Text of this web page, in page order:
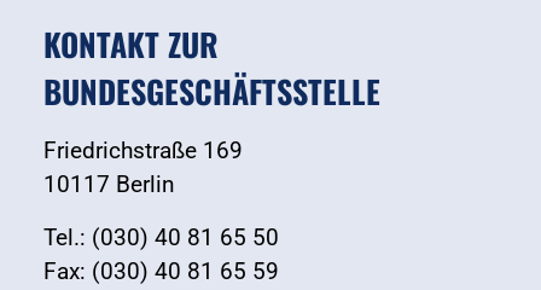
KONTAKT ZUR
BUNDESGESCHÄFTSSTELLE
Friedrichstraße 169
10117 Berlin
Tel.: (030) 40 81 65 50
Fax: (030) 40 81 65 59